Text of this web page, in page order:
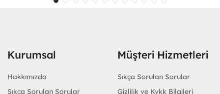
Kurumsal
Hakkımızda
Sıkça Sorulan Sorular
Müşteri Hizmetleri
Sıkça Sorulan Sorular
Gizlilik ve Kvkk Bilgileri